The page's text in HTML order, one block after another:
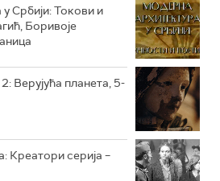
РТС КОЛО
Србији: Токови и
Боривоје
Верујућа планета, 5-
Креатори серија –